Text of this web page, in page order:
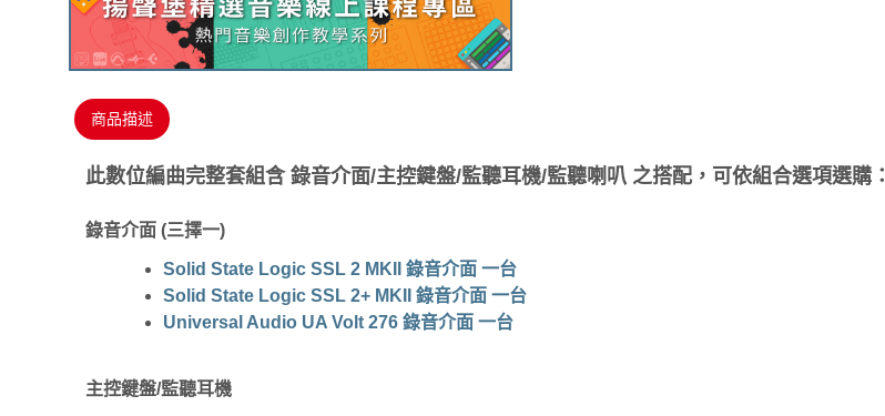
商品描述
此數位編曲完整套組含 錄音介面/主控鍵盤/監聽耳機/監聽喇叭 之搭配，可依組合選項選購：
錄音介面 (三擇一)
Solid State Logic SSL 2 MKII 錄音介面 一台
Solid State Logic SSL 2+ MKII 錄音介面 一台
Universal Audio UA Volt 276 錄音介面 一台
主控鍵盤/監聽耳機